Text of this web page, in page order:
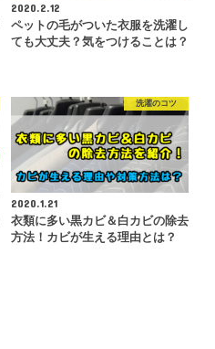
2020.2.12
ペットの毛がついた衣服を洗濯し
ても大丈夫？気をつけることは？
洗濯のコツ
2020.1.21
衣類に多い黒カビ＆白カビの除去
方法！カビが生える理由とは？